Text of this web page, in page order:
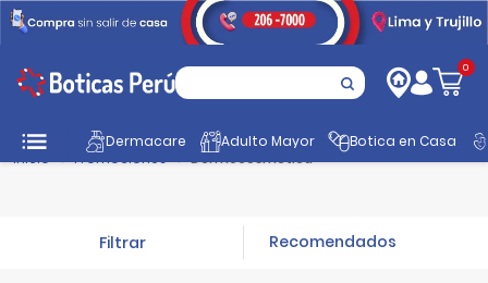
0
Dermacare Adulto Mayor
Botica en Casa
Inicio
Promociones Dermocosmética
Filtrar